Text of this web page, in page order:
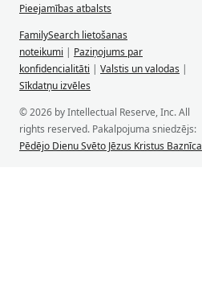
Pieejamības atbalsts
FamilySearch lietošanas
noteikumi | Paziņojums par
konfidencialitāti | Valstis un valodas |
Sīkdatņu izvēles
© 2026 by Intellectual Reserve, Inc. All
rights reserved. Pakalpojuma sniedzējs:
Pēdējo Dienu Svēto Jēzus Kristus Baznīca